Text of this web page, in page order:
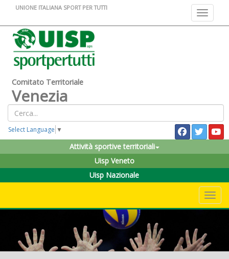
Toggle
UNIONE ITALIANA SPORT PER TUTTI
Comitato Territoriale
Venezia
Select Language ▼
Attività sportive territoriali
Uisp Veneto
Uisp Nazionale